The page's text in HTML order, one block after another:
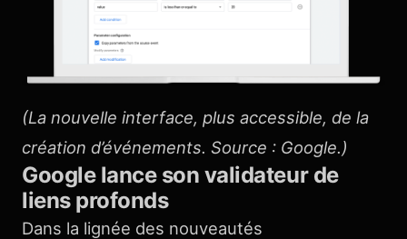
(La nouvelle interface, plus accessible, de la
création d’événements. Source : Google.)
Google lance son validateur de
liens profonds
Dans la lignée des nouveautés